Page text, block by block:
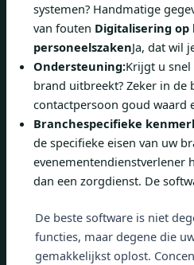
systemen? Handmatige
van fouten Digitalisering op
personeelszakenJa, dat wil
Ondersteuning:Krijgt u
brand uitbreekt? Zeker in de
contactpersoon goud waard
Branchespecifieke
de specifieke eisen van uw
evenementendienstverlener
dan een zorgdienst. De
De beste software is niet
functies, maar degene die
gemakkelijkst oplost.